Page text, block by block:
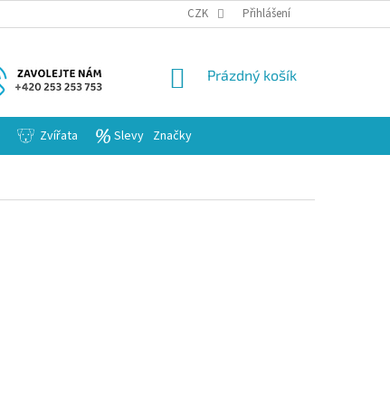
CZK Přihlášení
NÁKUPNÍ
Prázdný košík
Zvířata Slevy Značky